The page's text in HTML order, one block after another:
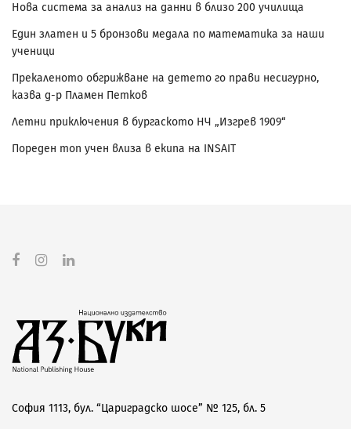
Нова система за анализ на данни в близо 200 училища
Един златен и 5 бронзови медала по математика за наши
ученици
Прекаленото обгрижване на детето го прави несигурно,
казва д-р Пламен Петков
Летни приключения в бургаското НЧ „Изгрев 1909“
Пореден топ учен влиза в екипа на INSAIT
София 1113, бул. “Цариградско шосе” № 125, бл. 5